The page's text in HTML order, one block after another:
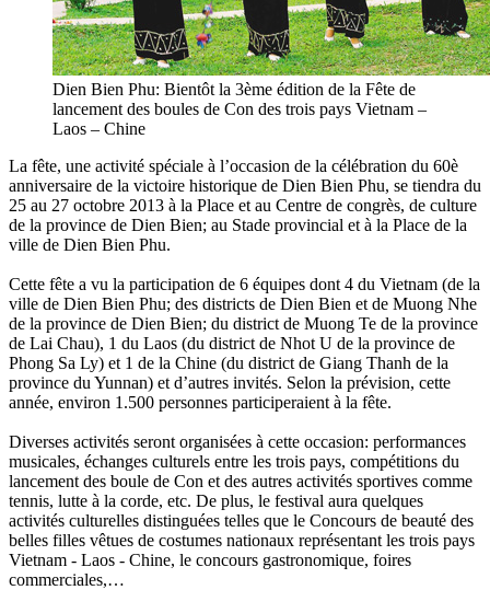
Dien Bien Phu: Bientôt la 3ème édition de la Fête de
lancement des boules de Con des trois pays Vietnam –
Laos – Chine
La fête, une activité spéciale à l’occasion de la célébration du 60è
anniversaire de la victoire historique de Dien Bien Phu, se tiendra du
25 au 27 octobre 2013 à la Place et au Centre de congrès, de culture
de la province de Dien Bien; au Stade provincial et à la Place de la
ville de Dien Bien Phu.
Cette fête a vu la participation de 6 équipes dont 4 du Vietnam (de la
ville de Dien Bien Phu; des districts de Dien Bien et de Muong Nhe
de la province de Dien Bien; du district de Muong Te de la province
de Lai Chau), 1 du Laos (du district de Nhot U de la province de
Phong Sa Ly) et 1 de la Chine (du district de Giang Thanh de la
province du Yunnan) et d’autres invités. Selon la prévision, cette
année, environ 1.500 personnes participeraient à la fête.
Diverses activités seront organisées à cette occasion: performances
musicales, échanges culturels entre les trois pays, compétitions du
lancement des boule de Con et des autres activités sportives comme
tennis, lutte à la corde, etc. De plus, le festival aura quelques
activités culturelles distinguées telles que le Concours de beauté des
belles filles vêtues de costumes nationaux représentant les trois pays
Vietnam - Laos - Chine, le concours gastronomique, foires
commerciales,…